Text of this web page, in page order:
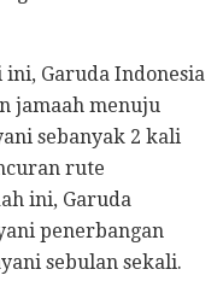
Garuda Indonesia
jamaah menuju
sebanyak 2 kali
rute
ini, Garuda
penerbangan
sebulan sekali.